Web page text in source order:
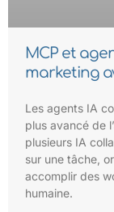
MCP et
marketing
Les agents IA
plus avancé de
plusieurs IA
sur une tâche,
accomplir des
humaine.